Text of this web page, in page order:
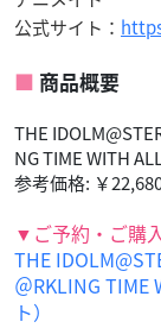
公式サイト：
商品概要
THE
NG TIME WITH
参考価格: ￥
▼ご予約・ご購
THE
＠RKLING TIME
ト）